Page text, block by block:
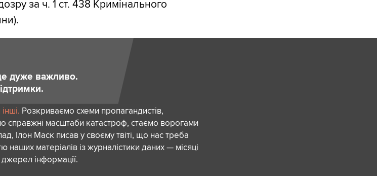
за ч. 1 ст. 438 Кримінального
дуже важливо.
Розкриваємо схеми пропагандистів,
справжні масштаби катастроф, стаємо ворогами
Ілон Маск писав у своєму твіті, що нас треба
наших матеріалів із журналістики даних — місяці
джерел інформації.